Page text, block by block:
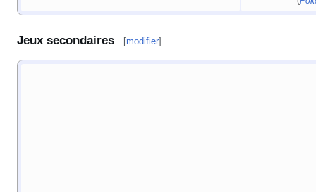
Jeux secondaires [modifier]